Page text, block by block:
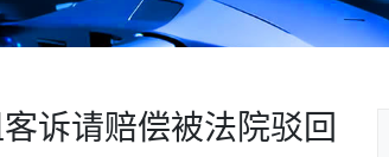
诉请赔偿被法院驳回